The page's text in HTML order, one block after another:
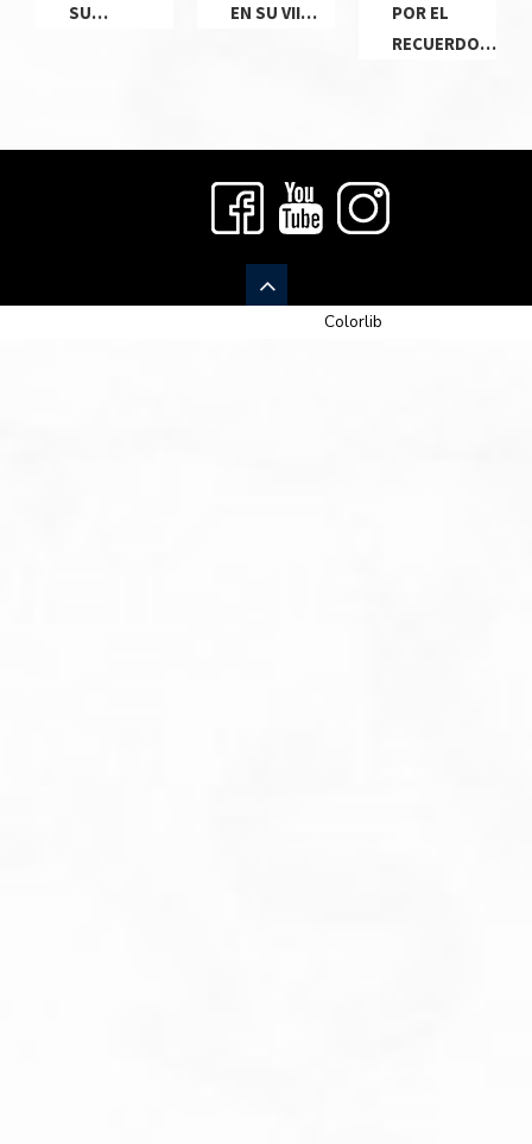
SU…
EN SU VII…
POR EL
RECUERDO…
Colorlib